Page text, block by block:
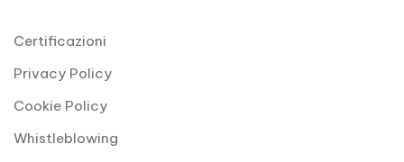
Certificazioni
Privacy Policy
Cookie Policy
Whistleblowing